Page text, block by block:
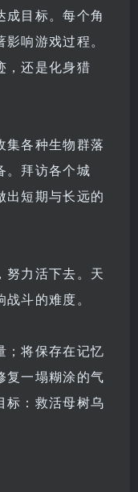
成目标。每个角
响游戏过程。
，还是化身猎
集各种生物群落
。拜访各个城
出短期与长远的
努力活下去。天
斗的难度。
；将保存在记忆
复一塌糊涂的气
标：救活母树乌